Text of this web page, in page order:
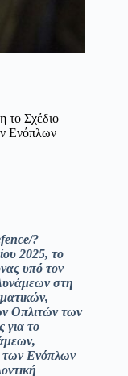
το Σχέδιο
Ενόπλων
?
2025, το
υπό τον
στη
Οπλιτών των
για το
των Ενόπλων